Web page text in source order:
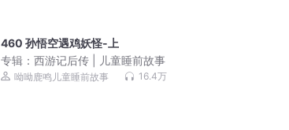
460 孙悟空遇鸡妖怪-上
专辑：西游记后传 | 儿童睡前故事
呦呦鹿鸣儿童睡前故事 16.4万